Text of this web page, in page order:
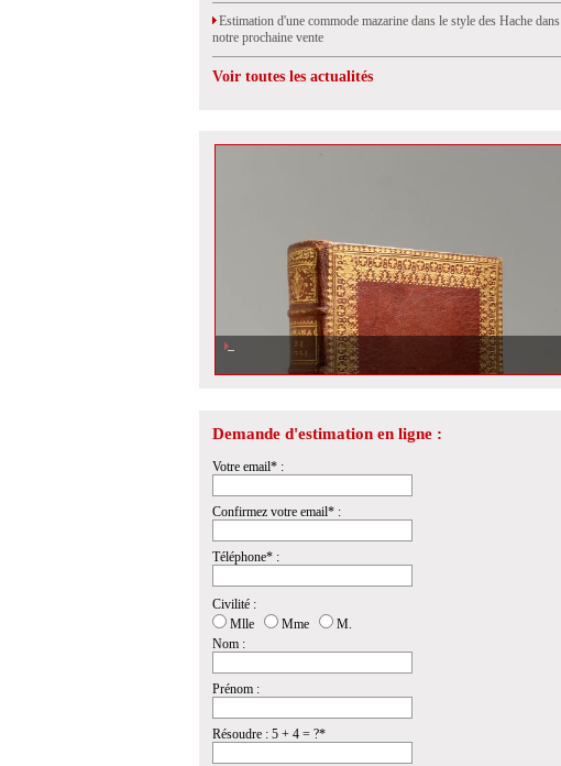
Estimation d'une commode mazarine dans le style des Hache dans
notre prochaine vente
Voir toutes les actualités
Demande d'estimation en ligne :
Votre email* :
Confirmez votre email* :
Téléphone* :
Civilité :
Mlle
Mme
M.
Nom :
Prénom :
Résoudre : 5 + 4 = ?*